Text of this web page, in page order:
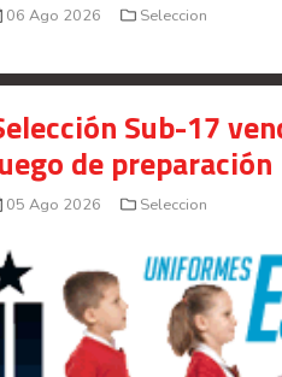
06 Ago 2026 Seleccion
Sub-17
de preparación
05 Ago 2026 Seleccion